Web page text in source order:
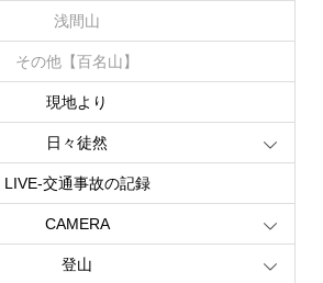
浅間山
その他【百名山】
現地より
日々徒然
LIVE‐交通事故の記録
CAMERA
登山